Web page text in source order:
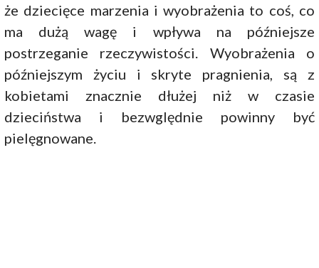
że dziecięce marzenia i wyobrażenia to coś, co
ma dużą wagę i wpływa na późniejsze
postrzeganie rzeczywistości. Wyobrażenia o
późniejszym życiu i skryte pragnienia, są z
kobietami znacznie dłużej niż w czasie
dzieciństwa i bezwględnie powinny być
pielęgnowane.